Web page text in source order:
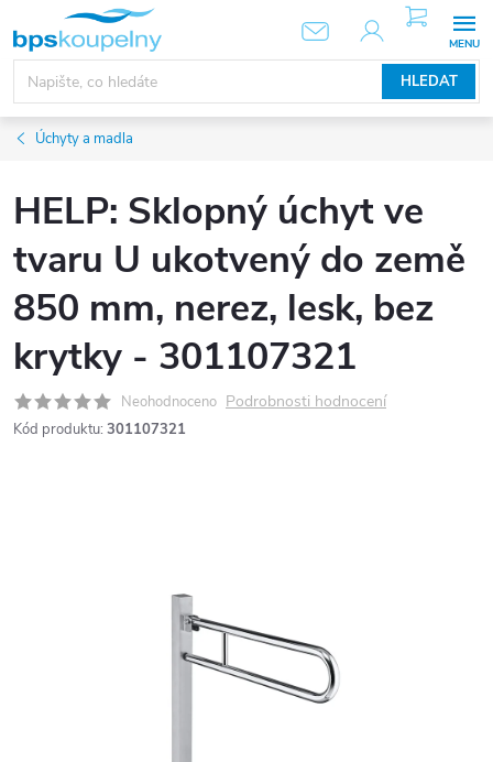
obsah
HLEDAT
NÁKUPNÍ
KOŠÍK
Úchyty a madla
HELP: Sklopný úchyt ve
tvaru U ukotvený do země
850 mm, nerez, lesk, bez
krytky - 301107321
Neohodnoceno Podrobnosti hodnocení
Kód produktu: 301107321